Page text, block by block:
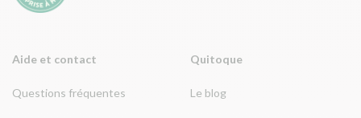
Aide et contact
Questions fréquentes
Quitoque
Le blog